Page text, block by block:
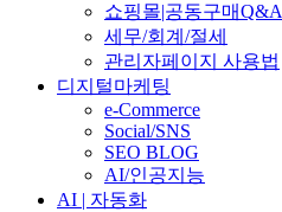
쇼핑몰|공동구매Q&A
세무/회계/절세
관리자페이지 사용법
디지털마케팅
e-Commerce
Social/SNS
SEO BLOG
AI/인공지능
AI | 자동화